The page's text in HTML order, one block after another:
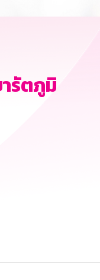
รัตภูมิ